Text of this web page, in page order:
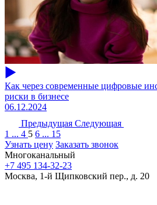
Как через современные цифровые
риски в бизнесе
06.12.2024
Предыдущая Следующая
1 ... 4 5 6 ... 15
Узнать цену Заказать звонок
Многоканальный
+7 495 134-32-23
Москва, 1-й Щипковский пер., д. 20